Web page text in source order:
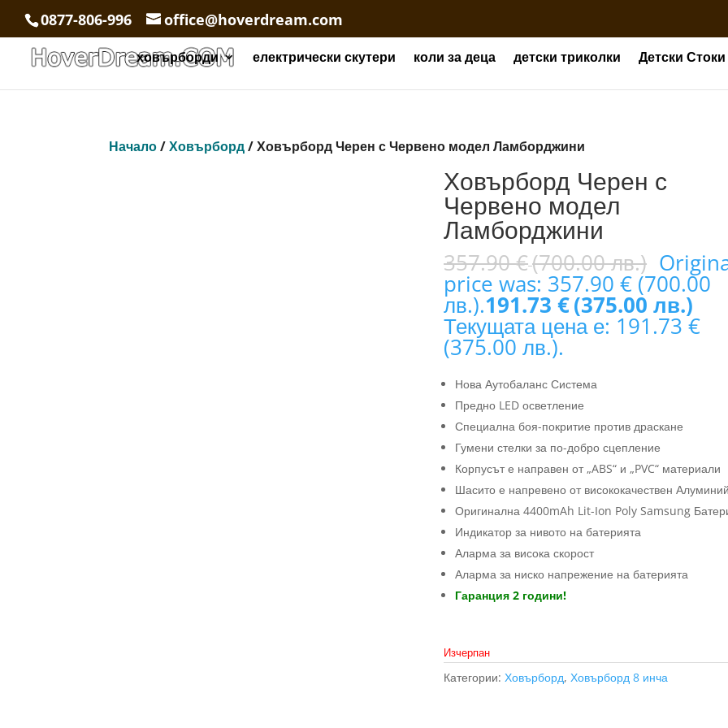
0877-806-996 office@hoverdream.com
ховърборди електрически скутери коли за деца детски триколки Детски Стоки
Начало/Ховърборд/ Ховърборд Черен с Червено модел Ламборджини
Ховърборд Черен с
Червено модел
Ламборджини
357.90€(700.00 лв.)
price was: 357.90 € (700.00
лв.).191.73€(375.00 лв.)
Текущата цена е: 191.73 €
(375.00 лв.).
Нова Аутобаланс Система
Предно LED осветление
Специална боя-покритие против драскане
Гумени стелки за по-добро сцепление
Корпусът е направен от „ABS“ и „PVC“ материали
Шасито е напревено от висококачествен
Оригинална 4400mAh Lit-Ion Poly Samsung
Индикатор за нивото на батерията
Аларма за висока скорост
Аларма за ниско напрежение на батерията
Гаранция 2 години!
Изчерпан
Категории:Ховърборд,Ховърборд 8 инча